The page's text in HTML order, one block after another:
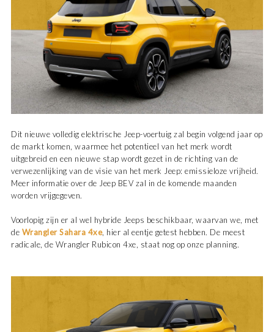
Dit nieuwe volledig elektrische Jeep-voertuig zal begin volgend jaar op
de markt komen, waarmee het potentieel van het merk wordt
uitgebreid en een nieuwe stap wordt gezet in de richting van de
verwezenlijking van de visie van het merk Jeep: emissieloze vrijheid.
Meer informatie over de Jeep BEV zal in de komende maanden
worden vrijgegeven.
Voorlopig zijn er al wel hybride Jeeps beschikbaar, waarvan we, met
de Wrangler Sahara 4xe, hier al eentje getest hebben. De meest
radicale, de Wrangler Rubicon 4xe, staat nog op onze planning.